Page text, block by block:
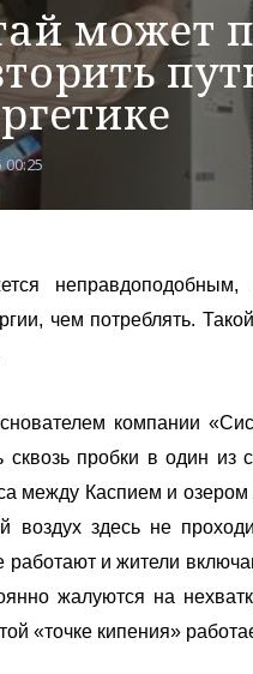
может
00:25
чем потреблять.
компании
сквозь пробки в один
между Каспием и
воздух здесь не
работают и жители
жалуются на
«точке кипения»